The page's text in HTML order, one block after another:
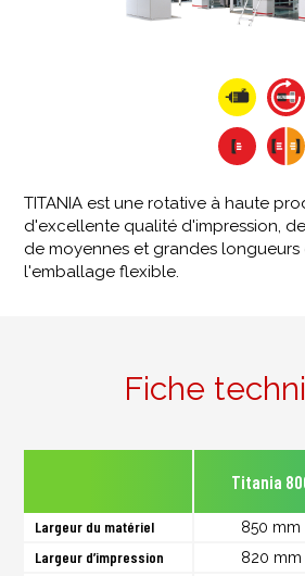
TITANIA est une rotative à haute
d'excellente qualité d'impression,
de moyennes et grandes
l'emballage flexible.
Fiche
Titania
Largeur du matériel 850 mm
Largeur d’impression 820 mm